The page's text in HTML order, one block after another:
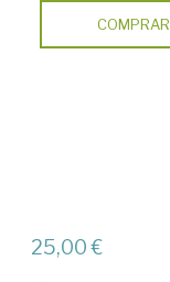
COMPRAR
25,00 €